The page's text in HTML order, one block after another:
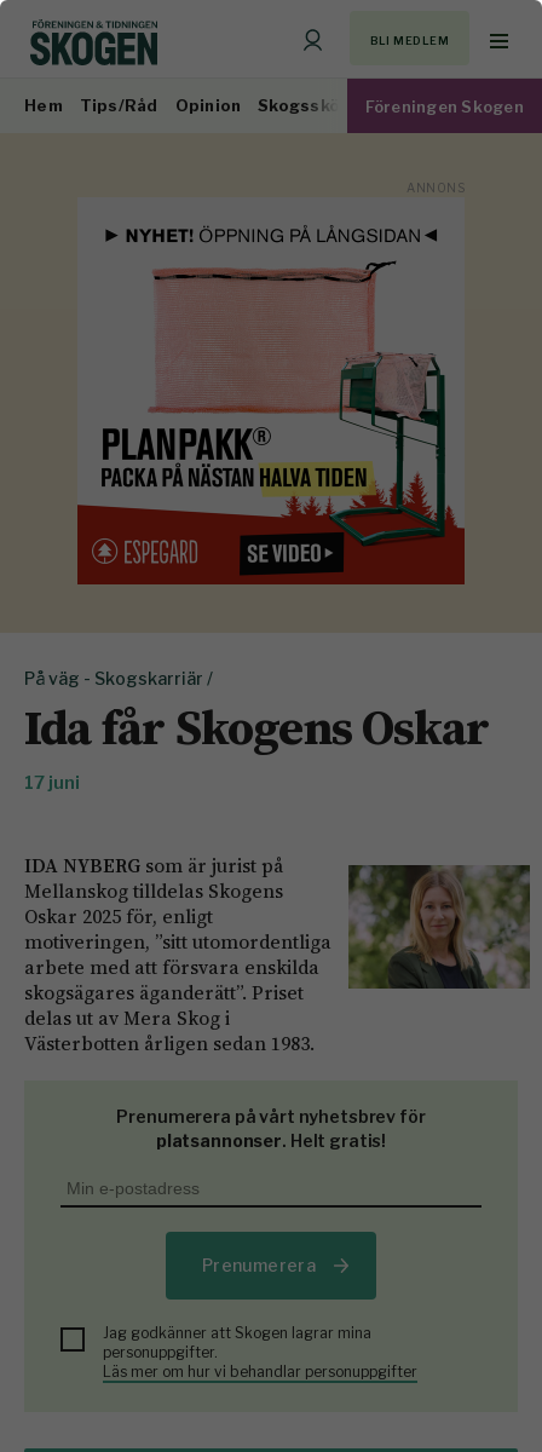
BLI MEDLEM
Hem Tips/Råd Opinion Skogsskötsel Virkesmarknad
Föreningen Skogen
På väg - Skogskarriär /
Ida får Skogens Oskar
17 juni
IDA NYBERG som är jurist på
Mellanskog tilldelas Skogens
Oskar 2025 för, enligt
motiveringen, ”sitt utomordentliga
arbete med att försvara enskilda
skogsägares äganderätt”. Priset
delas ut av Mera Skog i
Västerbotten årligen sedan 1983.
Prenumerera på vårt nyhetsbrev för
platsannonser. Helt gratis!
Prenumerera
Jag godkänner att Skogen lagrar mina
personuppgifter.
Läs mer om hur vi behandlar personuppgifter